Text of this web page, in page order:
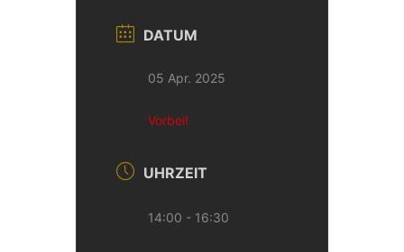
DATUM
05 Apr. 2025
Vorbei!
UHRZEIT
14:00 - 16:30